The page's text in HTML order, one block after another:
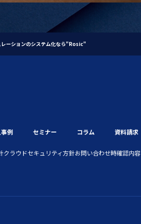
レーションのシステム化なら"Rosic"
例 セミナー コラム 資料請求
クラウドセキュリティ方針お問い合わせ時確認内容